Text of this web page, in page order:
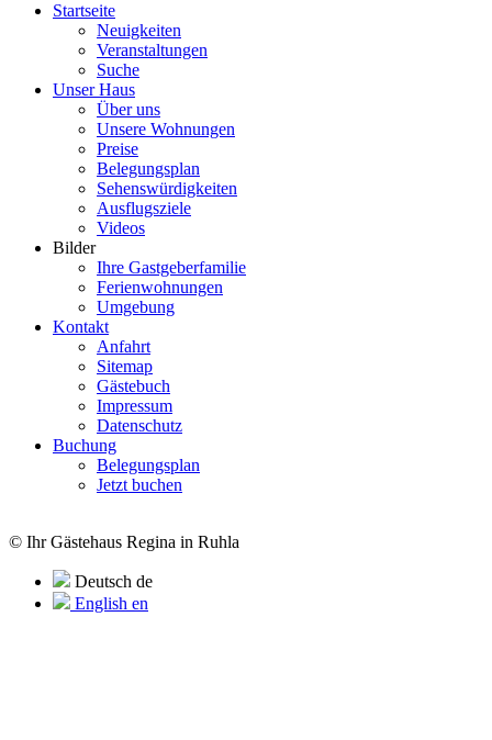
Startseite
Neuigkeiten
Veranstaltungen
Suche
Unser Haus
Über uns
Unsere Wohnungen
Preise
Belegungsplan
Sehenswürdigkeiten
Ausflugsziele
Videos
Bilder
Ihre Gastgeberfamilie
Ferienwohnungen
Umgebung
Kontakt
Anfahrt
Sitemap
Gästebuch
Impressum
Datenschutz
Buchung
Belegungsplan
Jetzt buchen
© Ihr Gästehaus Regina in Ruhla
Deutsch de
English en